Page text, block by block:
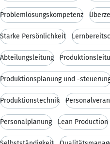
Problemlösungskompetenz
Starke Persönlichkeit
Abteilungsleitung
Produktionsplanung und -
Produktionstechnik
Personalplanung Lean Production